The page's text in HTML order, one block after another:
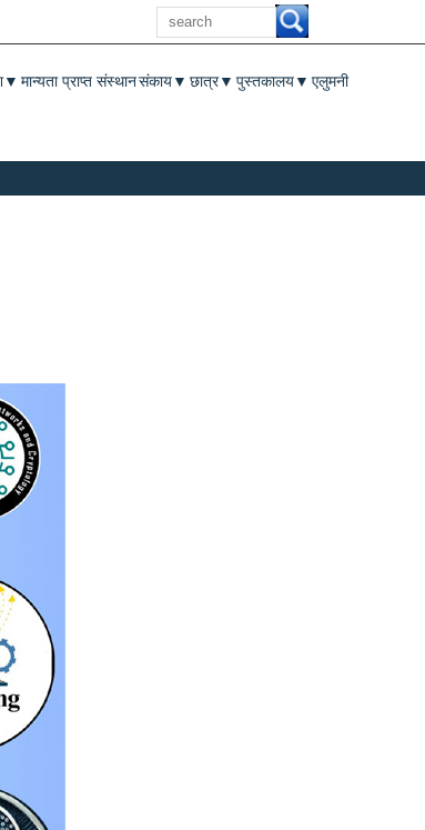
खोज
▼ मान्यता प्राप्त संस्थानसंकाय▼ छात्र▼ पुस्तकालय▼ एलुमनी